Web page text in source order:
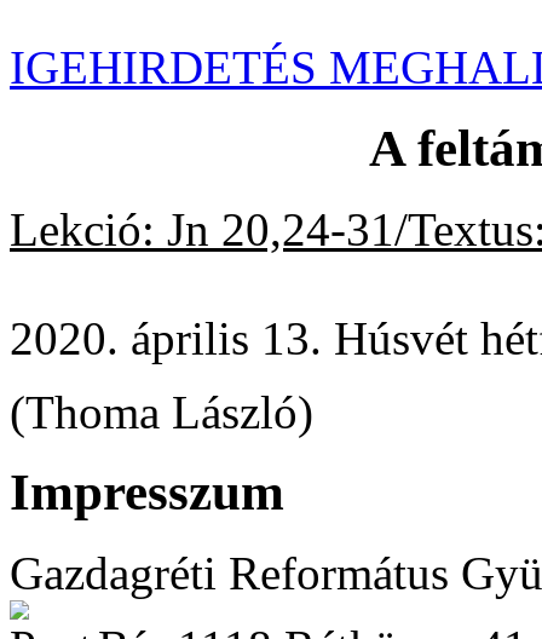
IGEHIRDETÉS
A
Lekció: Jn 20,24-31/
2020. április 13. Húsvét
(Thoma László)
Impresszum
Gazdagréti Református